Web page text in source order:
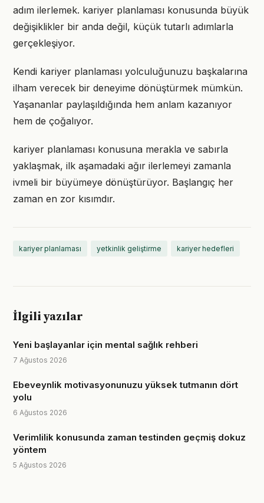
adım ilerlemek. kariyer planlaması konusunda büyük
değişiklikler bir anda değil, küçük tutarlı adımlarla
gerçekleşiyor.
Kendi kariyer planlaması yolculuğunuzu başkalarına
ilham verecek bir deneyime dönüştürmek mümkün.
Yaşananlar paylaşıldığında hem anlam kazanıyor
hem de çoğalıyor.
kariyer planlaması konusuna merakla ve sabırla
yaklaşmak, ilk aşamadaki ağır ilerlemeyi zamanla
ivmeli bir büyümeye dönüştürüyor. Başlangıç her
zaman en zor kısımdır.
kariyer planlaması yetkinlik geliştirme kariyer hedefleri
İlgili yazılar
Yeni başlayanlar için mental sağlık rehberi
7 Ağustos 2026
Ebeveynlik motivasyonunuzu yüksek tutmanın dört
yolu
6 Ağustos 2026
Verimlilik konusunda zaman testinden geçmiş dokuz
yöntem
5 Ağustos 2026